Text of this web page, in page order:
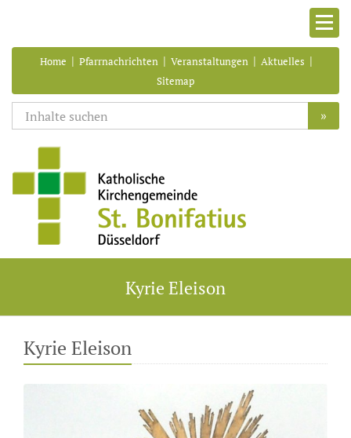
Home | Pfarrnachrichten | Veranstaltungen | Aktuelles |
Sitemap
»
Kyrie Eleison
Kyrie Eleison